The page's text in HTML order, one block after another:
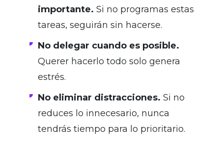
importante. Si no programas estas
tareas, seguirán sin hacerse.
No delegar cuando es posible.
Querer hacerlo todo solo genera
estrés.
No eliminar distracciones. Si no
reduces lo innecesario, nunca
tendrás tiempo para lo prioritario.